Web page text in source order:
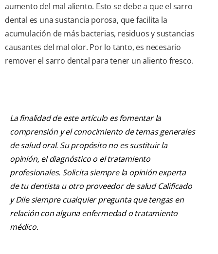
aumento del mal aliento. Esto se debe a que el sarro
dental es una sustancia porosa, que facilita la
acumulación de más bacterias, residuos y sustancias
causantes del mal olor. Por lo tanto, es necesario
remover el sarro dental para tener un aliento fresco.
La finalidad de este artículo es fomentar la
comprensión y el conocimiento de temas generales
de salud oral. Su propósito no es sustituir la
opinión, el diagnóstico o el tratamiento
profesionales. Solicita siempre la opinión experta
de tu dentista u otro proveedor de salud Calificado
y Dile siempre cualquier pregunta que tengas en
relación con alguna enfermedad o tratamiento
médico.